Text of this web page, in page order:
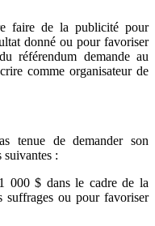
faire de la publicité pour
donné ou pour favoriser
référendum demande au
comme organisateur de
tenue de demander son
:
000 $ dans le cadre de la
suffrages ou pour favoriser